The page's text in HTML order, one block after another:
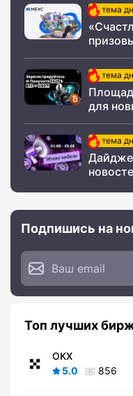
тема
тема
для
тема
Подпишись на
Топ лучших
OKX
5.0
856